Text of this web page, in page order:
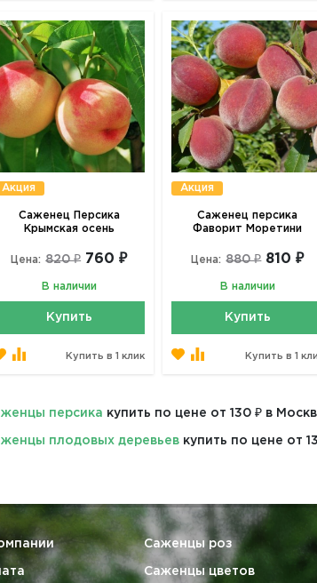
Акция
Саженец Персика
Крымская осень
Цена: 820 ₽ 760 ₽
В наличии
Купить
Купить в 1 клик
Акция
Саженец персика
Фаворит Моретини
Цена: 880 ₽ 810 ₽
В наличии
Купить
Купить в 1
персика купить по цене от 130 ₽ в
плодовых деревьев купить по цене от
Саженцы роз
Саженцы цветов